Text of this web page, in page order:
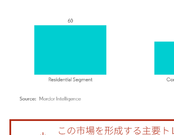
画像 © Mordor Intelligence。再利用にはCC BY 4.0